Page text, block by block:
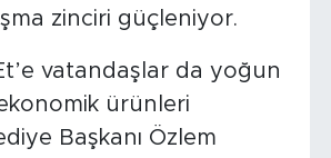
zinciri güçleniyor.
vatandaşlar da yoğun
ürünleri
Başkanı Özlem